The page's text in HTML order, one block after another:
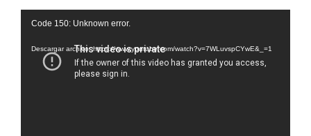
Reproductor
vídeo
Code 150: Unknown error.
Descargar archivo: https://www.youtube.com/watch?v=7WLuvspCYwE&_=1